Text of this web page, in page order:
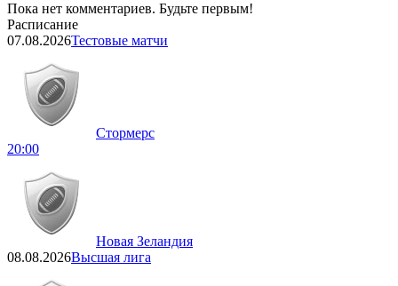
Пока нет комментариев. Будьте первым!
Расписание
07.08.2026Тестовые матчи
Стормерс
20:00
Новая Зеландия
08.08.2026Высшая лига